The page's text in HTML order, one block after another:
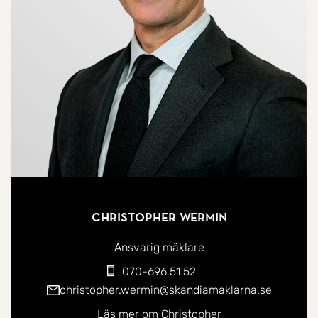
Lägenheterna samlas runt en gemensam grön
innergård med orangeri och odlingsmöjligheter.
Hiss ner till källarplan där både förråd (ingår) och
garageplatser finns att hyra (kö). Någon minuts
promenad till Sollentuna Centrum och
pendeltåg/bussar.
Christopher Wermin
Ansvarig mäklare
070-696 51 52
christopher.wermin@skandiamaklarna.se
Läs mer om Christopher